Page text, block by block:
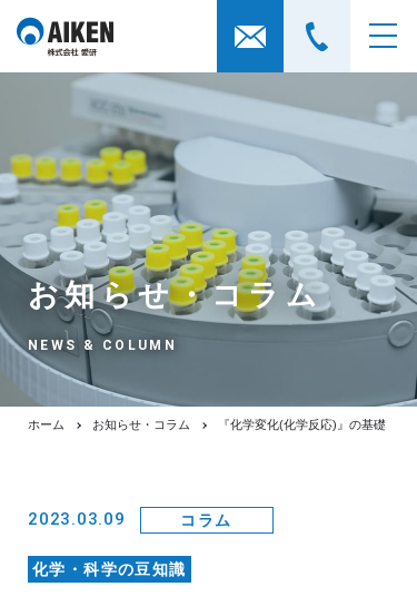
お知らせ・コラム
NEWS & COLUMN
ホーム お知らせ・コラム 『化学変化(化学反応)』の基礎
2023.03.09 コラム
化学・科学の豆知識